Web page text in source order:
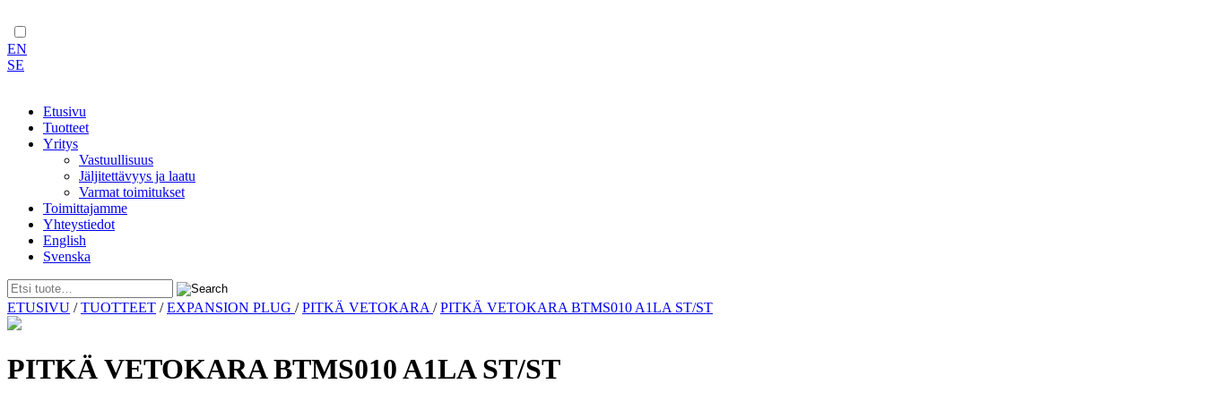
EN
SE
Etusivu
Tuotteet
Yritys
Vastuullisuus
Jäljitettävyys ja laatu
Varmat toimitukset
Toimittajamme
Yhteystiedot
English
Svenska
Skip
to
ETUSIVU /TUOTTEET /EXPANSION PLUG /PITKÄ VETOKARA /PITKÄ VETOKARA BTMS010 A1LA ST/ST
PITKÄ VETOKARA BTMS010 A1LA ST/ST